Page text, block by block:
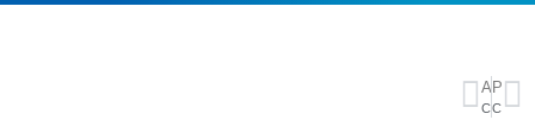
ANTERIOR
CBF renova contrato de Carlo Ancelotti com a seleção brasileira
PRÓXIMO
CBF anuncia ampliação de contrato com técnico Carlo Ancelotti